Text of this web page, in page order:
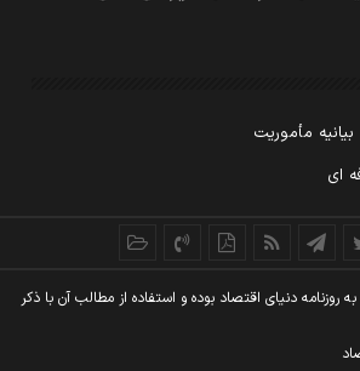
بیانیه مأموریت
ای
دنيای اقتصاد بوده و استفاده از مطالب آن با ذکر